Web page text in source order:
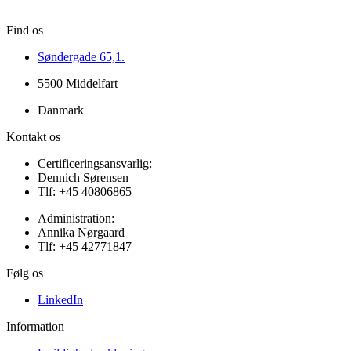
Find os
Søndergade 65,1.
5500 Middelfart
Danmark
Kontakt os
Certificeringsansvarlig:
Dennich Sørensen
Tlf: +45 40806865
Administration:
Annika Nørgaard
Tlf: +45 42771847
Følg os
LinkedIn
Information